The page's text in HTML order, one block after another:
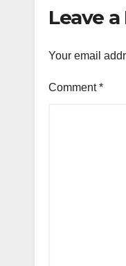
Leave a
Your email
Comment*